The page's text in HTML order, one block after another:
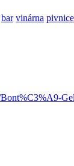
bar vinárna pivnice